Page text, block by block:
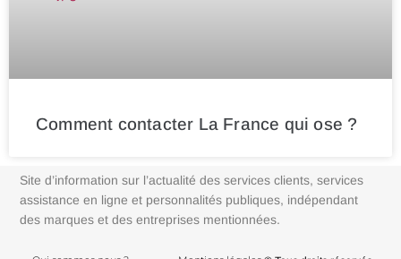
Comment contacter La France qui ose ?
Site d’information sur l’actualité des services clients, services
assistance en ligne et personnalités publiques, indépendant
des marques et des entreprises mentionnées.